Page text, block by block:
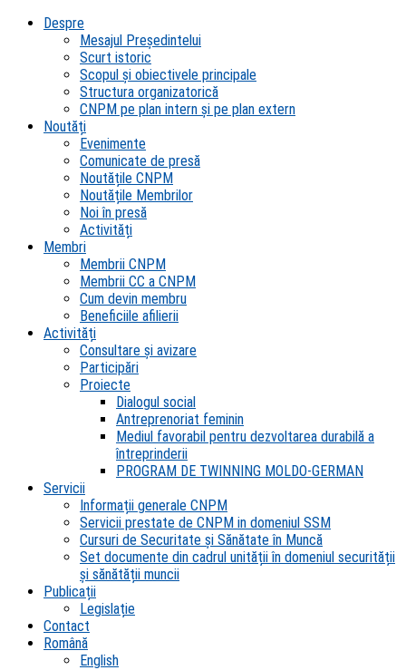
Despre
Mesajul Președintelui
Scurt istoric
Scopul şi obiectivele principale
Structura organizatorică
CNPM pe plan intern şi pe plan extern
Noutăți
Evenimente
Comunicate de presă
Noutățile CNPM
Noutățile Membrilor
Noi în presă
Activități
Membri
Membrii CNPM
Membrii CC a CNPM
Cum devin membru
Beneficiile afilierii
Activități
Consultare și avizare
Participări
Proiecte
Dialogul social
Antreprenoriat feminin
Mediul favorabil pentru dezvoltarea durabilă a
întreprinderii
PROGRAM DE TWINNING MOLDO-GERMAN
Servicii
Informații generale CNPM
Servicii prestate de CNPM in domeniul SSM
Cursuri de Securitate și Sănătate în Muncă
Set documente din cadrul unității în domeniul securității
și sănătății muncii
Publicații
Legislație
Contact
Română
English